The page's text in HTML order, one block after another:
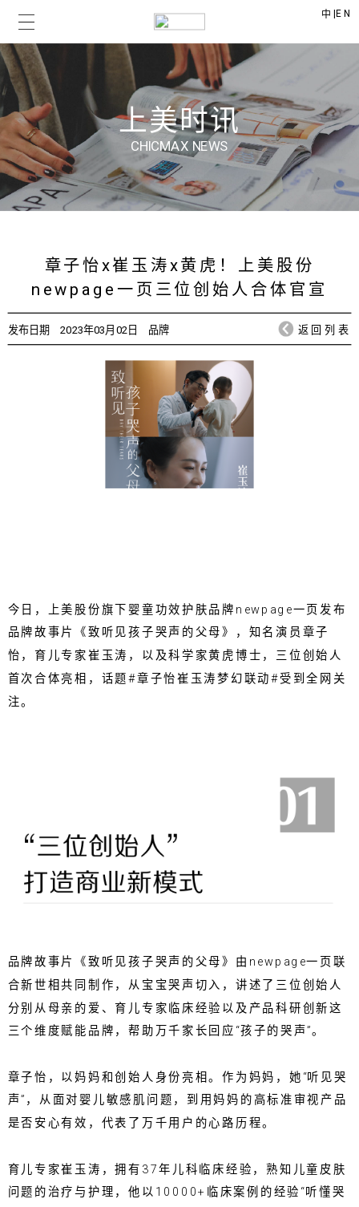
中 |EN
上美时讯
CHICMAX NEWS
章子怡x崔玉涛x黄虎！上美股份
newpage一页三位创始人合体官宣
发布日期 2023年03月02日 品牌 返回列表
今日，上美股份旗下婴童功效护肤品牌newpage一页发布
品牌故事片《致听见孩子哭声的父母》，知名演员章子
怡，育儿专家崔玉涛，以及科学家黄虎博士，三位创始人
首次合体亮相，话题#章子怡崔玉涛梦幻联动#受到全网关
注。
品牌故事片《致听见孩子哭声的父母》由newpage一页联
合新世相共同制作，从宝宝哭声切入，讲述了三位创始人
分别从母亲的爱、育儿专家临床经验以及产品科研创新这
三个维度赋能品牌，帮助万千家长回应“孩子的哭声”。
章子怡，以妈妈和创始人身份亮相。作为妈妈，她“听见哭
声”，从面对婴儿敏感肌问题，到用妈妈的高标准审视产品
是否安心有效，代表了万千用户的心路历程。
育儿专家崔玉涛，拥有37年儿科临床经验，熟知儿童皮肤
问题的治疗与护理，他以10000+临床案例的经验“听懂哭